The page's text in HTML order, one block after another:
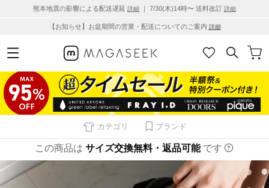
熊本地震の影響による配送遅延 詳細 ｜ 7/30(木)14時〜 送料改訂 詳細
【お知らせ】お盆期間の営業・配送についてのご案内 詳細
カテゴリ ブランド
この商品は サイズ交換無料・返品可能 です